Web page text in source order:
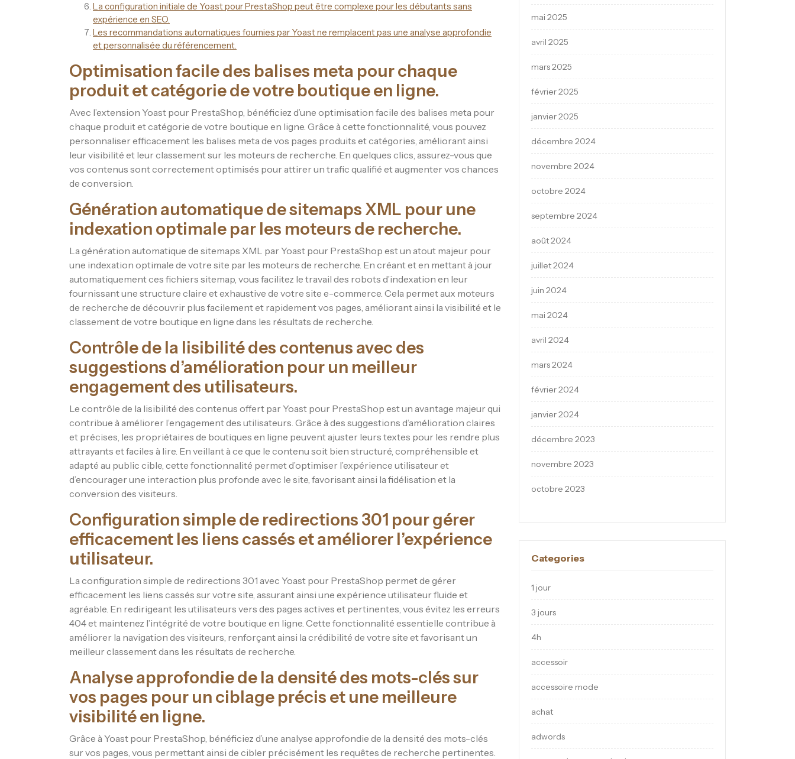
La configuration initiale de Yoast pour PrestaShop peut être complexe pour les débutants sans
expérience en SEO.
Les recommandations automatiques fournies par Yoast ne remplacent pas une analyse approfondie
et personnalisée du référencement.
Optimisation facile des balises meta pour chaque
produit et catégorie de votre boutique en ligne.
Avec l’extension Yoast pour PrestaShop, bénéficiez d’une optimisation facile des balises meta pour
chaque produit et catégorie de votre boutique en ligne. Grâce à cette fonctionnalité, vous pouvez
personnaliser efficacement les balises meta de vos pages produits et catégories, améliorant ainsi
leur visibilité et leur classement sur les moteurs de recherche. En quelques clics, assurez-vous que
vos contenus sont correctement optimisés pour attirer un trafic qualifié et augmenter vos chances
de conversion.
Génération automatique de sitemaps XML pour une
indexation optimale par les moteurs de recherche.
La génération automatique de sitemaps XML par Yoast pour PrestaShop est un atout majeur pour
une indexation optimale de votre site par les moteurs de recherche. En créant et en mettant à jour
automatiquement ces fichiers sitemap, vous facilitez le travail des robots d’indexation en leur
fournissant une structure claire et exhaustive de votre site e-commerce. Cela permet aux moteurs
de recherche de découvrir plus facilement et rapidement vos pages, améliorant ainsi la visibilité et le
classement de votre boutique en ligne dans les résultats de recherche.
Contrôle de la lisibilité des contenus avec des
suggestions d’amélioration pour un meilleur
engagement des utilisateurs.
Le contrôle de la lisibilité des contenus offert par Yoast pour PrestaShop est un avantage majeur qui
contribue à améliorer l’engagement des utilisateurs. Grâce à des suggestions d’amélioration claires
et précises, les propriétaires de boutiques en ligne peuvent ajuster leurs textes pour les rendre plus
attrayants et faciles à lire. En veillant à ce que le contenu soit bien structuré, compréhensible et
adapté au public cible, cette fonctionnalité permet d’optimiser l’expérience utilisateur et
d’encourager une interaction plus profonde avec le site, favorisant ainsi la fidélisation et la
conversion des visiteurs.
Configuration simple de redirections 301 pour gérer
efficacement les liens cassés et améliorer l’expérience
utilisateur.
La configuration simple de redirections 301 avec Yoast pour PrestaShop permet de gérer
efficacement les liens cassés sur votre site, assurant ainsi une expérience utilisateur fluide et
agréable. En redirigeant les utilisateurs vers des pages actives et pertinentes, vous évitez les erreurs
404 et maintenez l’intégrité de votre boutique en ligne. Cette fonctionnalité essentielle contribue à
améliorer la navigation des visiteurs, renforçant ainsi la crédibilité de votre site et favorisant un
meilleur classement dans les résultats de recherche.
Analyse approfondie de la densité des mots-clés sur
vos pages pour un ciblage précis et une meilleure
visibilité en ligne.
Grâce à Yoast pour PrestaShop, bénéficiez d’une analyse approfondie de la densité des mots-clés
sur vos pages, vous permettant ainsi de cibler précisément les requêtes de recherche pertinentes.
mai 2025
avril 2025
mars 2025
février 2025
janvier 2025
décembre 2024
novembre 2024
octobre 2024
septembre 2024
août 2024
juillet 2024
juin 2024
mai 2024
avril 2024
mars 2024
février 2024
janvier 2024
décembre 2023
novembre 2023
octobre 2023
Categories
1 jour
3 jours
4h
accessoir
accessoire mode
achat
adwords